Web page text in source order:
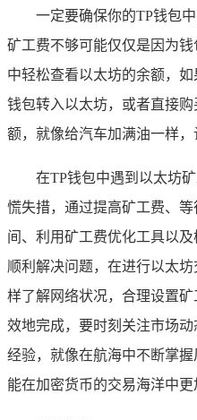
一定要确保你的TP钱包
矿工费不够可能仅仅是因为
中轻松查看以太坊的余额，
钱包转入以太坊，或者直接
额，就像给汽车加满油一样，
在TP钱包中遇到以太坊
慌失措，通过提高矿工费、
间、利用矿工费优化工具以
顺利解决问题，在进行以太
样了解网络状况，合理设置
效地完成，要时刻关注市场
经验，就像在航海中不断掌
能在加密货币的交易海洋中更